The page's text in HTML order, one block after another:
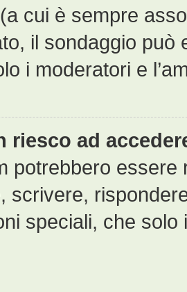
cui è sempre
il sondaggio può
i moderatori e
riesco ad
potrebbero
scrivere,
speciali, che solo